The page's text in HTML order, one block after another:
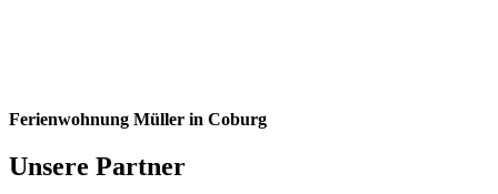
Ferienwohnung Müller in Coburg
Unsere Partner